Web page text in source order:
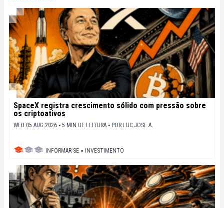
SpaceX registra crescimento sólido com pressão sobre
os criptoativos
WED 05 AUG 2026 ▪ 5 MIN DE LEITURA ▪ POR LUC JOSE A.
INFORMAR-SE ▪ INVESTIMENTO